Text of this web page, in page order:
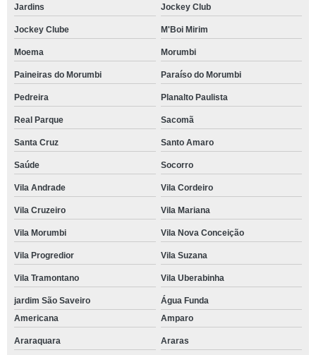
Jardins Jockey Club
Jockey Clube M'Boi Mirim
Moema Morumbi
Paineiras do Morumbi Paraíso do Morumbi
Pedreira Planalto Paulista
Real Parque Sacomã
Santa Cruz Santo Amaro
Saúde Socorro
Vila Andrade Vila Cordeiro
Vila Cruzeiro Vila Mariana
Vila Morumbi Vila Nova Conceição
Vila Progredior Vila Suzana
Vila Tramontano Vila Uberabinha
jardim São Saveiro
Água Funda
Americana
Amparo
Araraquara Araras